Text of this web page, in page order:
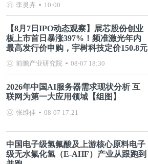
李灵卉 10:00
【8月7日IPO动态观察】展芯股份创业
板上市首日暴涨397%！频准激光年内
最高发行价申购，宇树科技定价150.8元
前瞻产业研究院 08-07 18:30
2026年中国AI服务器需求现状分析 互
联网为第一大应用领域【组图】
张维佳 08-07 17:21
中国电子级氢氟酸及上游核心原料电子
级无水氟化氢（E-AHF）产业从跟跑到